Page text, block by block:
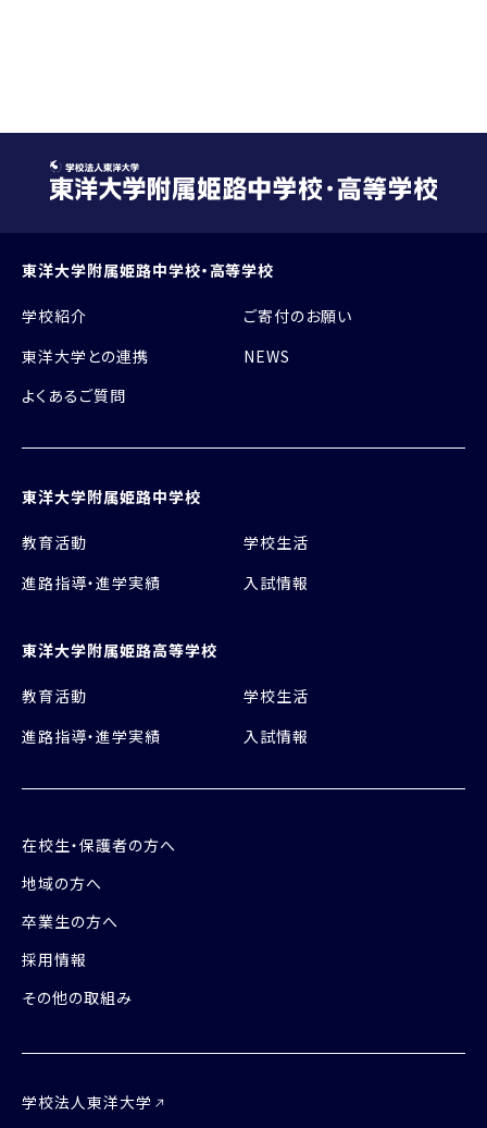
東洋大学附属姫路中学校・高等学校
学校紹介
ご寄付のお願い
東洋大学との連携
NEWS
よくあるご質問
東洋大学附属姫路中学校
教育活動
学校生活
進路指導・進学実績
入試情報
東洋大学附属姫路高等学校
教育活動
学校生活
進路指導・進学実績
入試情報
在校生・保護者の方へ
地域の方へ
卒業生の方へ
採用情報
その他の取組み
学校法人東洋大学